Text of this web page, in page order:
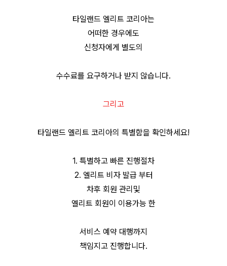
타일랜드 엘리트 코리아는
어떠한 경우에도
신청자에게 별도의
수수료를 요구하거나 받지 않습니다.
그리고
타일랜드 엘리트 코리아의 특별함을 확인하세요!
1. 특별하고 빠른 진행절차
2. 엘리트 비자 발급 부터
차후 회원 관리및
엘리트 회원이 이용가능 한
서비스 예약 대행까지
책임지고 진행합니다.